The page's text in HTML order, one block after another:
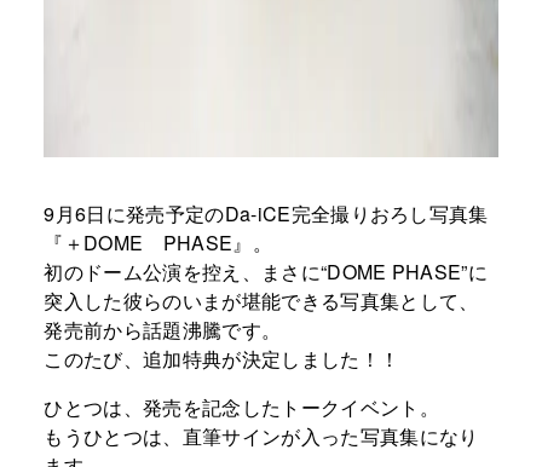
9月6日に発売予定のDa-iCE完全撮りおろし写真集
『＋DOME PHASE』。
初のドーム公演を控え、まさに“DOME PHASE”に
突入した彼らのいまが堪能できる写真集として、
発売前から話題沸騰です。
このたび、追加特典が決定しました！！
ひとつは、発売を記念したトークイベント。
もうひとつは、直筆サインが入った写真集になり